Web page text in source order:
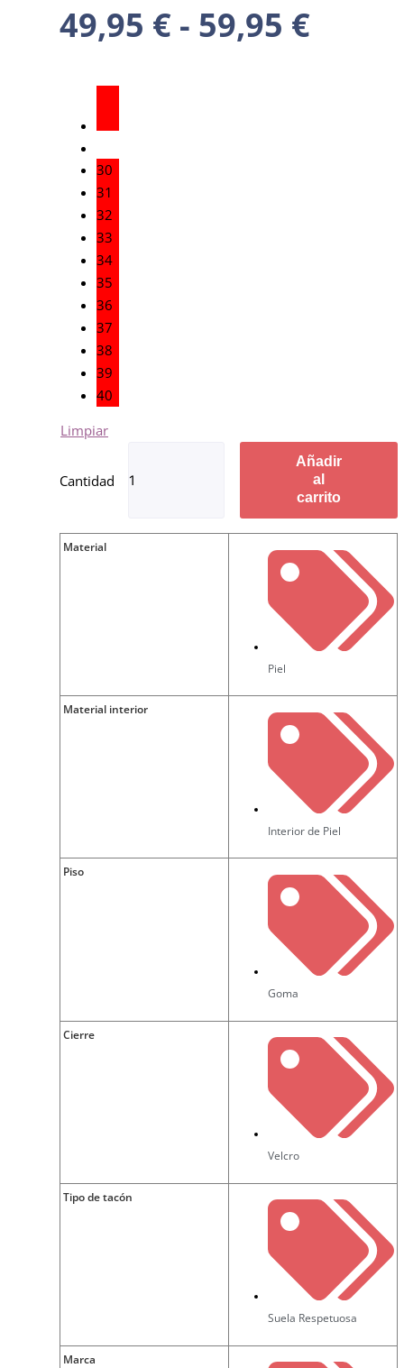
49,95 € - 59,95 €
30
31
32
33
34
35
36
37
38
39
40
Limpiar
Añadir
al
carrito
Material
Piel
Material interior
Interior de Piel
Piso
Goma
Cierre
Velcro
Tipo de tacón
Suela Respetuosa
Marca